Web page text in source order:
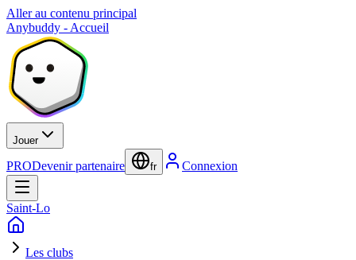
Aller au contenu principal
Anybuddy - Accueil
Jouer
PRODevenir partenaire fr Connexion
Saint-Lo
Les clubs